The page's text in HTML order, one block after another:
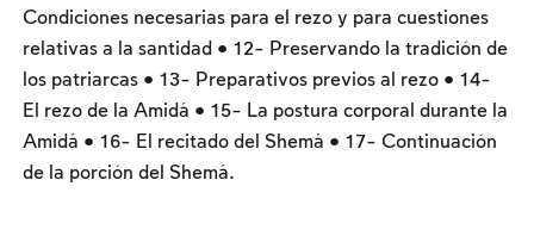
Los ayunos por la destrucción del Templo
Janucá
Condiciones necesarias para el rezo y para cuestiones
relativas a la santidad • 12- Preservando la tradición de
los patriarcas • 13- Preparativos previos al rezo • 14-
El rezo de la Amidá • 15- La postura corporal durante la
Amidá • 16- El recitado del Shemá • 17- Continuación
de la porción del Shemá.